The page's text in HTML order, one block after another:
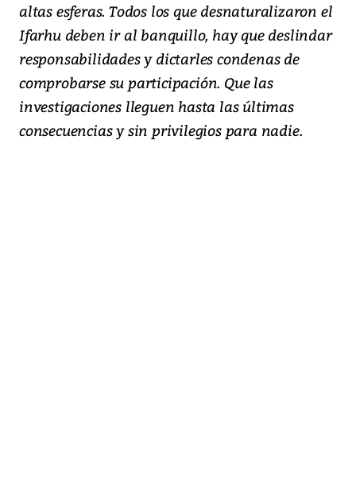
altas esferas. Todos los que desnaturalizaron el
Ifarhu deben ir al banquillo, hay que deslindar
responsabilidades y dictarles condenas de
comprobarse su participación. Que las
investigaciones lleguen hasta las últimas
consecuencias y sin privilegios para nadie.